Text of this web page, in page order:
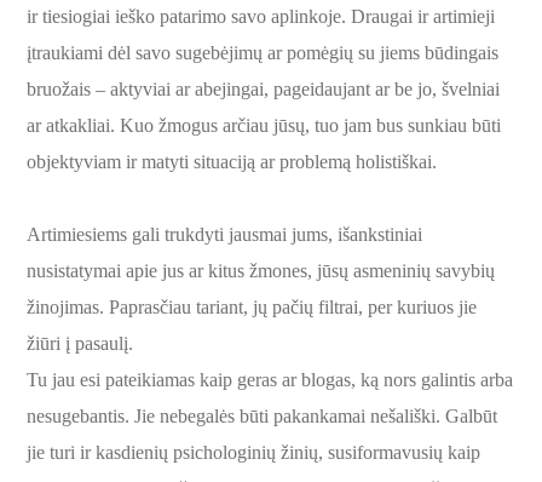
ir tiesiogiai ieško patarimo savo aplinkoje. Draugai ir artimieji
įtraukiami dėl savo sugebėjimų ar pomėgių su jiems būdingais
bruožais – aktyviai ar abejingai, pageidaujant ar be jo, švelniai
ar atkakliai. Kuo žmogus arčiau jūsų, tuo jam bus sunkiau būti
objektyviam ir matyti situaciją ar problemą holistiškai.
Artimiesiems gali trukdyti jausmai jums, išankstiniai
nusistatymai apie jus ar kitus žmones, jūsų asmeninių savybių
žinojimas. Paprasčiau tariant, jų pačių filtrai, per kuriuos jie
žiūri į pasaulį.
Tu jau esi pateikiamas kaip geras ar blogas, ką nors galintis arba
nesugebantis. Jie nebegalės būti pakankamai nešališki. Galbūt
jie turi ir kasdienių psichologinių žinių, susiformavusių kaip